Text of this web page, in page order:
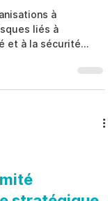
à
liés à
et à la sécurité
les
complexes en
des décisions plu